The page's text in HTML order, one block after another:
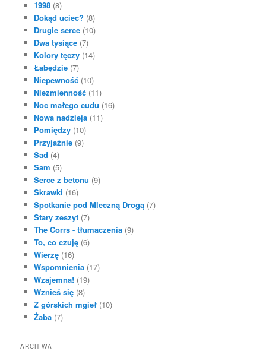
1998(8)
Dokąd uciec? (8)
Drugie serce(10)
Dwa tysiące(7)
Kolory tęczy(14)
Łabędzie(7)
Niepewność(10)
Niezmienność(11)
Noc małego cudu (16)
Nowa nadzieja(11)
Pomiędzy(10)
Przyjaźnie(9)
Sad (4)
Sam (5)
Serce z betonu (9)
Skrawki (16)
Spotkanie pod Mleczną Drogą(7)
Stary zeszyt(7)
The Corrs - tłumaczenia(9)
To, co czuję(6)
Wierzę(16)
Wspomnienia(17)
Wzajemna!(19)
Wznieś się(8)
Z górskich mgieł(10)
Żaba(7)
ARCHIWA